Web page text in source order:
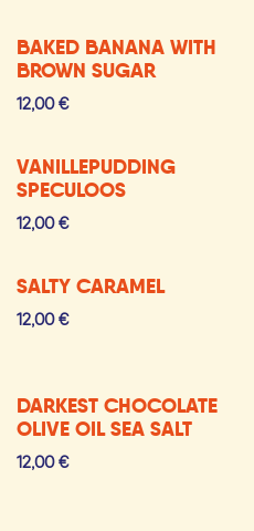
BAKED BANANA WITH
BROWN SUGAR
12,00€
VANILLEPUDDING
SPECULOOS
12,00€
SALTY CARAMEL
12,00€
DARKEST CHOCOLATE
OLIVE OIL SEA SALT
12,00€